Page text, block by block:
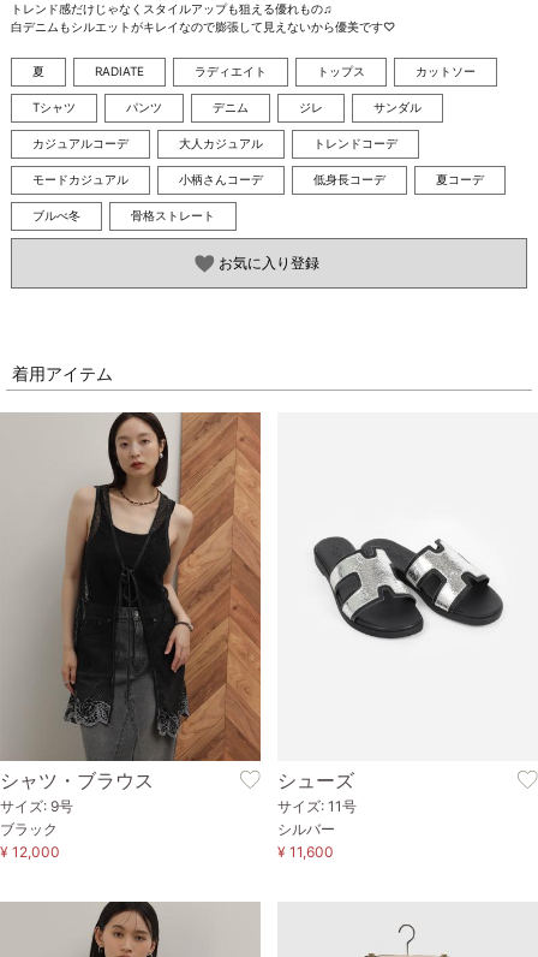
トレンド感だけじゃなくスタイルアップも狙える優れもの♫
白デニムもシルエットがキレイなので膨張して見えないから優美です♡
夏 RADIATE ラディエイト トップス カットソー
Tシャツ パンツ デニム ジレ サンダル
カジュアルコーデ 大人カジュアル トレンドコーデ
モードカジュアル 小柄さんコーデ 低身長コーデ 夏コーデ
ブルべ冬 骨格ストレート
お気に入り登録
着用アイテム
シャツ・ブラウス
サイズ: 9号
ブラック
¥ 12,000
シューズ
サイズ: 11号
シルバー
¥ 11,600